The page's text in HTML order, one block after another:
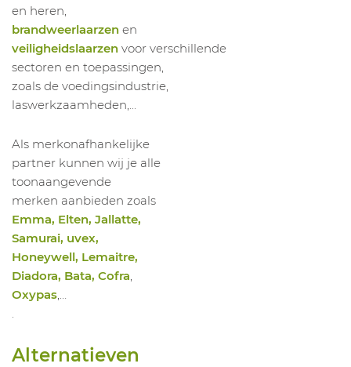
en heren,
brandweerlaarzen en
veiligheidslaarzen voor verschillende
sectoren en toepassingen,
zoals de voedingsindustrie,
laswerkzaamheden,...
Als merkonafhankelijke
partner kunnen wij je alle
toonaangevende
merken aanbieden zoals
Emma, Elten, Jallatte,
Samurai, uvex,
Honeywell, Lemaitre,
Diadora, Bata, Cofra
Oxypas
Alternatieven